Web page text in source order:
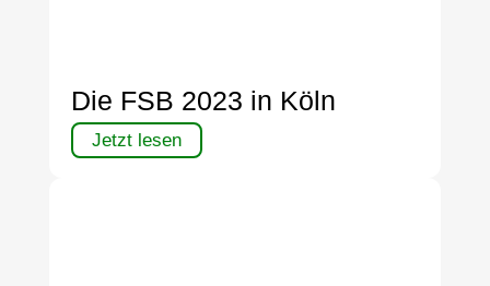
Die FSB 2023 in Köln
Jetzt lesen